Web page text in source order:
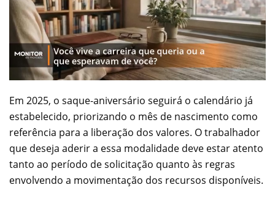
Em 2025, o saque-aniversário seguirá o calendário já
estabelecido, priorizando o mês de nascimento como
referência para a liberação dos valores. O trabalhador
que deseja aderir a essa modalidade deve estar atento
tanto ao período de solicitação quanto às regras
envolvendo a movimentação dos recursos disponíveis.